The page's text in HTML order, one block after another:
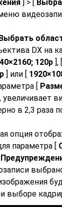
] > [
DX на
120p ], [
] или [
[
увеличивает
в 2,3 раза
опция
параметра [
выборе